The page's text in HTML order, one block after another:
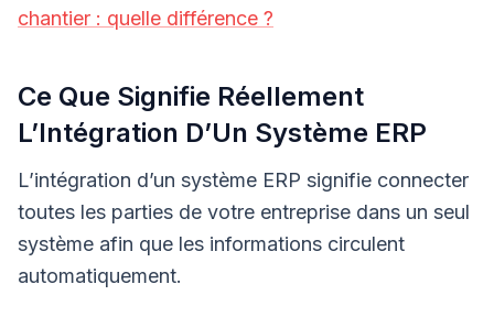
chantier : quelle différence ?
Ce Que Signifie Réellement
L’Intégration D’Un Système ERP
L’intégration d’un système ERP signifie connecter
toutes les parties de votre entreprise dans un seul
système afin que les informations circulent
automatiquement.